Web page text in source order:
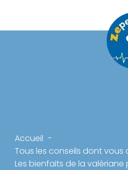
Accueil
Tous les conseils dont vous
Les bienfaits de la valériane